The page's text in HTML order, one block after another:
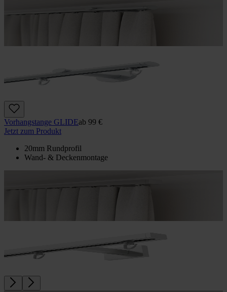
Vorhangstange GLIDEab 99 €
Jetzt zum Produkt
20mm Rundprofil
Wand- & Deckenmontage